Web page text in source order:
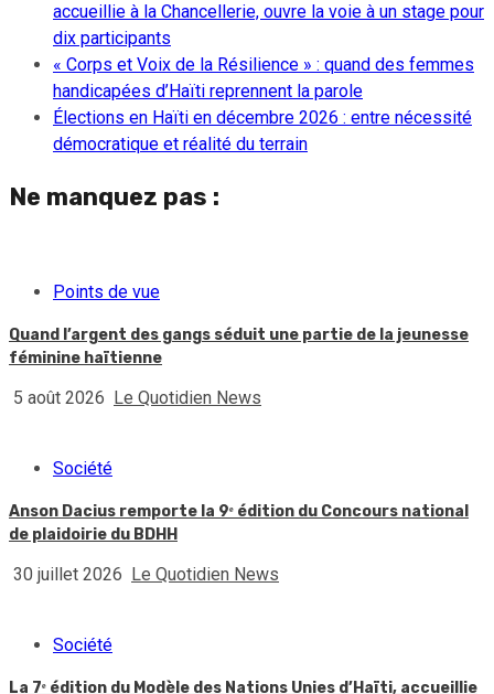
accueillie à la Chancellerie, ouvre la voie à un stage pour
dix participants
« Corps et Voix de la Résilience » : quand des femmes
handicapées d’Haïti reprennent la parole
Élections en Haïti en décembre 2026 : entre nécessité
démocratique et réalité du terrain
Ne manquez pas :
Points de vue
Quand l’argent des gangs séduit une partie de la jeunesse
féminine haïtienne
5 août 2026 Le Quotidien News
Société
Anson Dacius remporte la 9ᵉ édition du Concours national
de plaidoirie du BDHH
30 juillet 2026 Le Quotidien News
Société
La 7ᵉ édition du Modèle des Nations Unies d’Haïti, accueillie